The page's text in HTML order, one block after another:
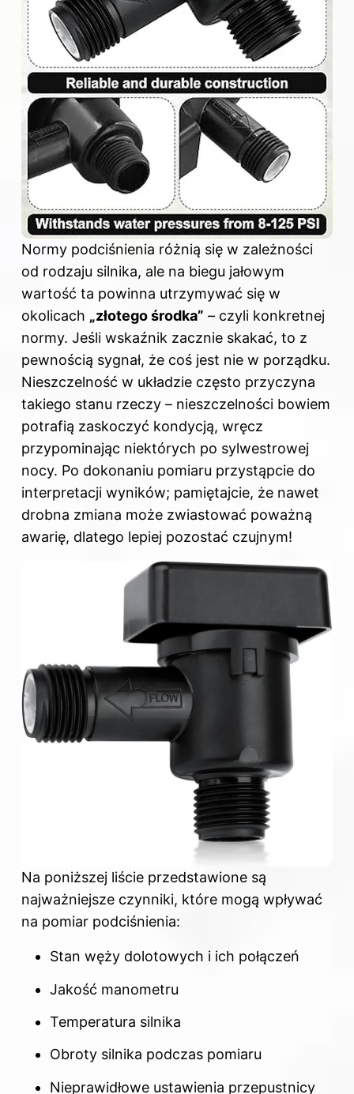
Normy podciśnienia różnią się w zależności
od rodzaju silnika, ale na biegu jałowym
wartość ta powinna utrzymywać się w
okolicach „złotego środka” – czyli konkretnej
normy. Jeśli wskaźnik zacznie skakać, to z
pewnością sygnał, że coś jest nie w porządku.
Nieszczelność w układzie często przyczyna
takiego stanu rzeczy – nieszczelności bowiem
potrafią zaskoczyć kondycją, wręcz
przypominając niektórych po sylwestrowej
nocy. Po dokonaniu pomiaru przystąpcie do
interpretacji wyników; pamiętajcie, że nawet
drobna zmiana może zwiastować poważną
awarię, dlatego lepiej pozostać czujnym!
Na poniższej liście przedstawione są
najważniejsze czynniki, które mogą wpływać
na pomiar podciśnienia:
Stan węży dolotowych i ich połączeń
Jakość manometru
Temperatura silnika
Obroty silnika podczas pomiaru
Nieprawidłowe ustawienia przepustnicy